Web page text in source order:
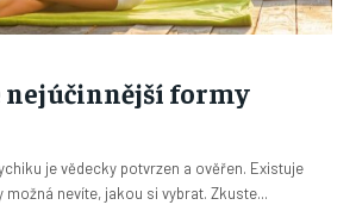
nejúčinnější formy
je vědecky potvrzen a ověřen. Existuje
nevíte, jakou si vybrat. Zkuste...